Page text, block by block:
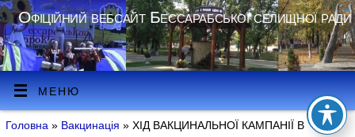
Офіційний вебсайт Бессарабської селищної ради
МЕНЮ
Головна » Вакцинація » ХІД ВАКЦИНАЛЬНОЇ КАМПАНІЇ В